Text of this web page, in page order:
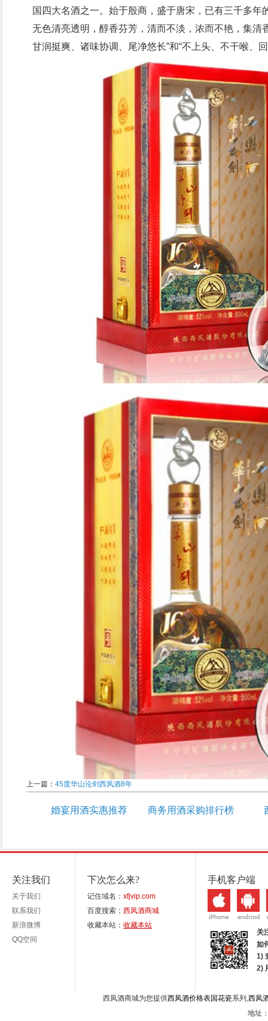
国四大名酒之一。始于殷商，盛于唐宋，已有三千多
无色清亮透明，醇香芬芳，清而不淡，浓而不艳，集清
甘润挺爽、诸味协调、尾净悠长”和“不上头、不干喉、
上一篇： 45度华山论剑西凤酒8年
婚宴用酒实惠推荐 商务用酒采购排行榜
关注我们
关于我们
联系我们
新浪微博
QQ空间
下次怎么来?
记住域名： xfjvip.com
百度搜索： 西凤酒商城
收藏本站： 收藏本站
手机客户端
关
如
1)
2)
西凤酒商城为您提供西凤酒价格表国花瓷系列,西凤
地址